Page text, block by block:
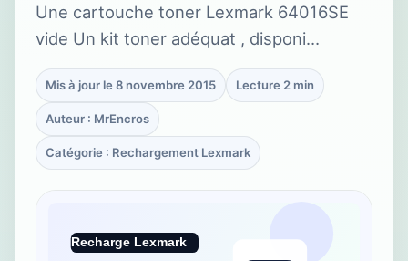
Une cartouche toner Lexmark 64016SE
vide Un kit toner adéquat , disponi…
Mis à jour le 8 novembre 2015 Lecture 2 min
Auteur : MrEncros
Catégorie : Rechargement Lexmark